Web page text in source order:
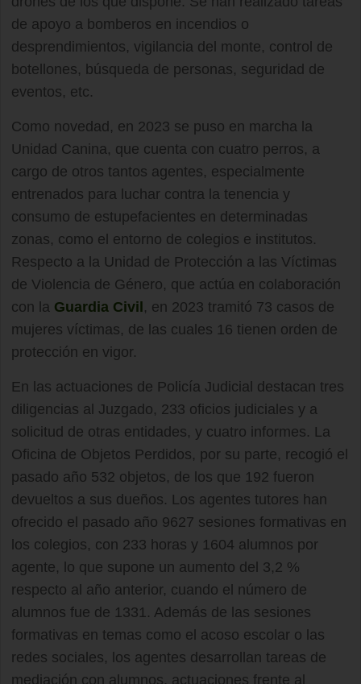
de apoyo a bomberos en incendios o
desprendimientos, vigilancia del monte, control de
botellones, búsqueda de personas, seguridad de
eventos, etc.
Como novedad, en 2023 se puso en marcha la
Unidad Canina, que cuenta con cuatro perros, a
cargo de otros tantos agentes, especialmente
entrenados para luchar contra la tenencia y
consumo de estupefacientes en determinadas
zonas, como el entorno de colegios e institutos.
Respecto a la Unidad de Protección a las Víctimas
de Violencia de Género, que actúa en colaboración
con la Guardia Civil , en 2023 tramitó 73 casos de
mujeres víctimas, de las cuales 16 tienen orden de
protección en vigor.
En las actuaciones de Policía Judicial destacan tres
diligencias al Juzgado, 233 oficios judiciales y a
solicitud de otras entidades, y cuatro informes. La
Oficina de Objetos Perdidos, por su parte, recogió el
pasado año 532 objetos, de los que 192 fueron
devueltos a sus dueños. Los agentes tutores han
ofrecido el pasado año 9627 sesiones formativas en
los colegios, con 233 horas y 1604 alumnos por
agente, lo que supone un aumento del 3,2 %
respecto al año anterior, cuando el número de
alumnos fue de 1331. Además de las sesiones
formativas en temas como el acoso escolar o las
redes sociales, los agentes desarrollan tareas de
mediación con alumnos, actuaciones frente al